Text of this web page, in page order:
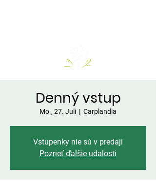
Denný vstup
Mo., 27. Juli
  |
Carplandia
Vstupenky nie sú v predaji
Pozrieť ďalšie udalosti